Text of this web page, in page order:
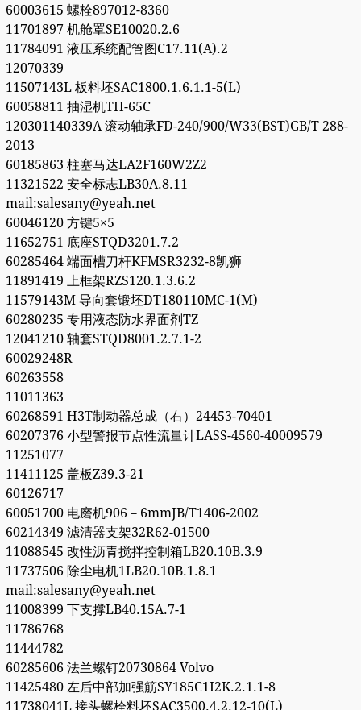
60003615 螺栓897012-8360
11701897 机舱罩SE10020.2.6
11784091 液压系统配管图C17.11(A).2
12070339
11507143L 板料坯SAC1800.1.6.1.1-5(L)
60058811 抽湿机TH-65C
120301140339A 滚动轴承FD-240/900/W33(BST)GB/T 288-
2013
60185863 柱塞马达LA2F160W2Z2
11321522 安全标志LB30A.8.11
mail:salesany@yeah.net
60046120 方键5×5
11652751 底座STQD3201.7.2
60285464 端面槽刀杆KFMSR3232-8凯狮
11891419 上框架RZS120.1.3.6.2
11579143M 导向套锻坯DT180110MC-1(M)
60280235 专用液态防水界面剂TZ
12041210 轴套STQD8001.2.7.1-2
60029248R
60263558
11011363
60268591 H3T制动器总成（右）24453-70401
60207376 小型警报节点性流量计LASS-4560-40009579
11251077
11411125 盖板Z39.3-21
60126717
60051700 电磨机906－6mmJB/T1406-2002
60214349 滤清器支架32R62-01500
11088545 改性沥青搅拌控制箱LB20.10B.3.9
11737506 除尘电机1LB20.10B.1.8.1
mail:salesany@yeah.net
11008399 下支撑LB40.15A.7-1
11786768
11444782
60285606 法兰螺钉20730864 Volvo
11425480 左后中部加强筋SY185C1I2K.2.1.1-8
11738041L 接头螺栓料坯SAC3500.4.2.12-10(L)